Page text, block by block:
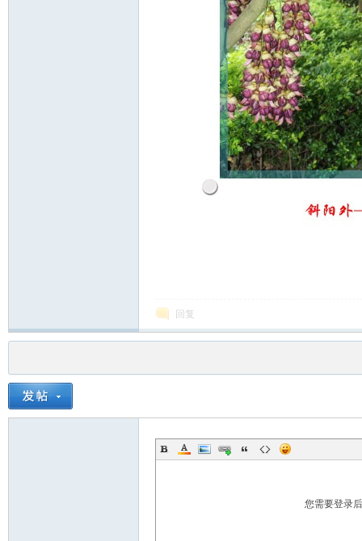
回复
您需要登录